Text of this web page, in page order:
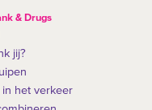
& Drugs
jij?
in het verkeer